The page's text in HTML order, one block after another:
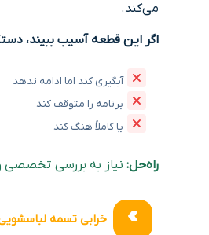
می‌کند.
اگر این قطعه آسیب ببیند،
آبگیری کند اما ادامه ندهد
برنامه را متوقف کند
یا کاملاً هنگ کند
راه‌حل: نیاز به بررسی تخصصی
خرابی تسمه